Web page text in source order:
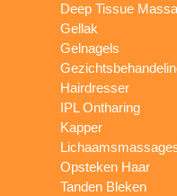
Deep Tissue
Gellak
Gelnagels
Hairdresser
IPL Ontharing
Kapper
Opsteken Haar
Tanden Bleken